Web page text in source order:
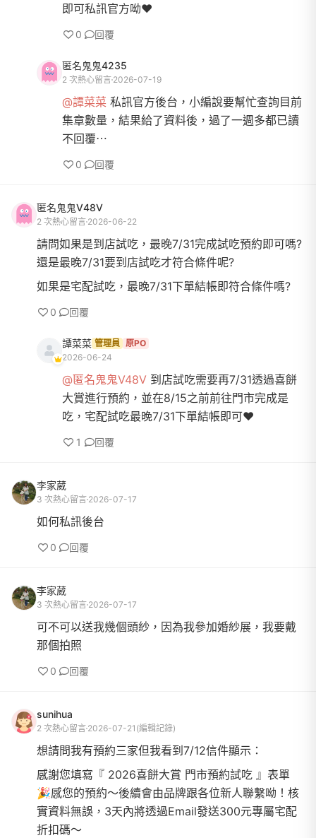
即可私訊官方呦❤️
0 回覆
匿名鬼鬼4235
2 次熱心留言 2026-07-19
@譚菜菜 私訊官方後台，小編說要幫忙查詢目前
集章數量，結果給了資料後，過了一週多都已讀
不回覆⋯
0 回覆
匿名鬼鬼V48V
2 次熱心留言 2026-06-22
請問如果是到店試吃，最晚7/31完成試吃預約即可嗎?
還是最晚7/31要到店試吃才符合條件呢?
如果是宅配試吃，最晚7/31下單結帳即符合條件嗎?
0 回覆
譚菜菜 管理員
原PO
2026-06-24
@匿名鬼鬼V48V 到店試吃需要再7/31透過喜餅
大賞進行預約，並在8/15之前前往門市完成是
吃，宅配試吃最晚7/31下單結帳即可❤️
1 回覆
李家葳
3 次熱心留言 2026-07-17
如何私訊後台
0 回覆
李家葳
3 次熱心留言 2026-07-17
可不可以送我幾個頭紗，因為我參加婚紗展，我要戴
那個拍照
0 回覆
sunihua
2 次熱心留言 2026-07-21 (編輯記錄)
想請問我有預約三家但我看到7/12信件顯示：
感謝您填寫『 2026喜餅大賞 門市預約試吃 』表單
🎉感您的預約～後續會由品牌跟各位新人聯繫呦！核
實資料無誤，3天內將透過Email發送300元專屬宅配
折扣碼～